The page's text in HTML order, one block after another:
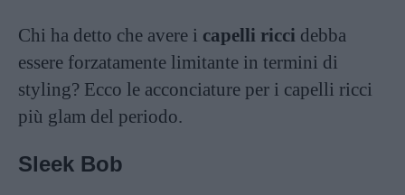
Chi ha detto che avere i capelli ricci debba
essere forzatamente limitante in termini di
styling? Ecco le acconciature per i capelli ricci
più glam del periodo.
Sleek Bob